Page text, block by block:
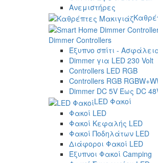
Ανεμιστήρες
Dimmer Controllers
Έξυπνο σπίτι -
Dimmer για LED 230 Volt
Controllers LED RGB
Controllers RGB
Dimmer DC 5V Έως DC
LED Φακοί
Φακοί LED
Φακοί Κεφαλής LED
Φακοί Ποδηλάτων LED
Διάφοροι Φακοί LED
Έξυπνοι Φακοί Camping